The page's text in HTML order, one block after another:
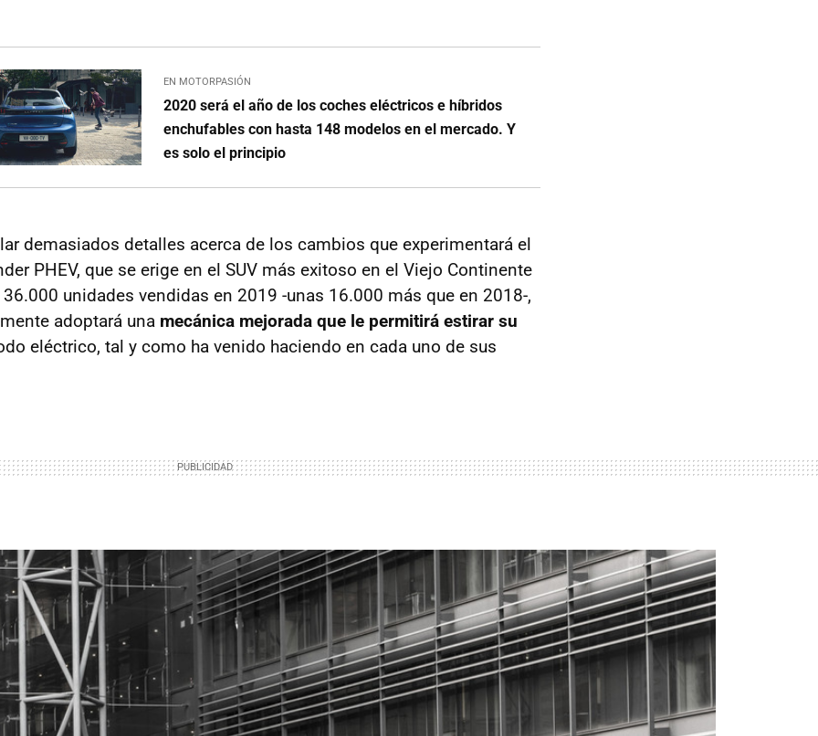
EN MOTORPASIÓN
2020 será el año de los coches eléctricos e híbridos
enchufables con hasta 148 modelos en el mercado. Y
es solo el principio
demasiados detalles acerca de los cambios que experimentará el
PHEV, que se erige en el SUV más exitoso en el Viejo Continente
unidades vendidas en 2019 -unas 16.000 más que en 2018-,
adoptará una mecánica mejorada que le permitirá estirar su
eléctrico, tal y como ha venido haciendo en cada uno de sus